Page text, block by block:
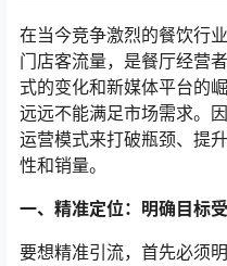
在当今竞争激烈的餐饮行
门店客流量，是餐厅经营
式的变化和新媒体平台的
远远不能满足市场需求。
运营模式来打破瓶颈、提
性和销量。
一、精准定位：明确目标
要想精准引流，首先必须